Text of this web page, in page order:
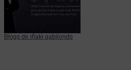
Blogs de iñaki gabilondo